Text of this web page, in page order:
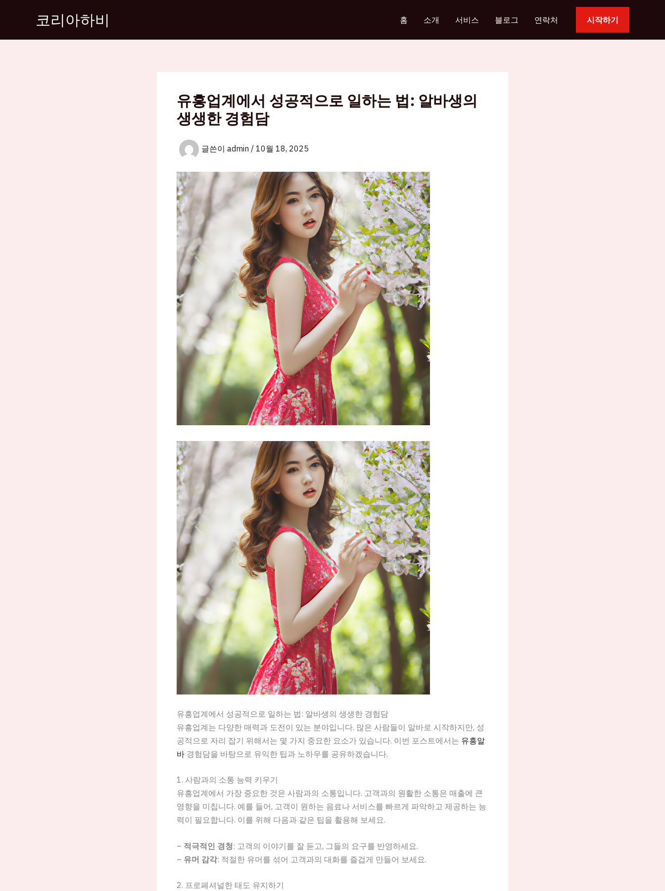
코리아하비 홈 소개 서비스 블로그 연락처 시작하기
유흥업계에서 성공적으로 일하는 법: 알바생의
생생한 경험담
글쓴이 admin / 10월 18, 2025
유흥업계에서 성공적으로 일하는 법: 알바생의 생생한 경험담
유흥업계는 다양한 매력과 도전이 있는 분야입니다. 많은 사람들이 알바로 시작하지만, 성
공적으로 자리 잡기 위해서는 몇 가지 중요한 요소가 있습니다. 이번 포스트에서는 유흥알
바 경험담을 바탕으로 유익한 팁과 노하우를 공유하겠습니다.
1. 사람과의 소통 능력 키우기
유흥업계에서 가장 중요한 것은 사람과의 소통입니다. 고객과의 원활한 소통은 매출에 큰
영향을 미칩니다. 예를 들어, 고객이 원하는 음료나 서비스를 빠르게 파악하고 제공하는 능
력이 필요합니다. 이를 위해 다음과 같은 팁을 활용해 보세요.
– 적극적인 경청: 고객의 이야기를 잘 듣고, 그들의 요구를 반영하세요.
– 유머 감각: 적절한 유머를 섞어 고객과의 대화를 즐겁게 만들어 보세요.
2. 프로페셔널한 태도 유지하기